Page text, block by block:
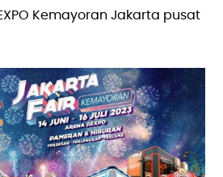
Kemayoran Jakarta pusat